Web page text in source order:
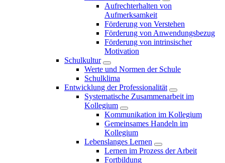
Aufrechterhalten von
Aufmerksamkeit
Förderung von Verstehen
Förderung von Anwendungsbezug
Förderung von intrinsischer
Motivation
Schulkultur
Werte und Normen der Schule
Schulklima
Entwicklung der Professionalität
Systematische Zusammenarbeit im
Kollegium
Kommunikation im Kollegium
Gemeinsames Handeln im
Kollegium
Lebenslanges Lernen
Lernen im Prozess der Arbeit
Fortbildung